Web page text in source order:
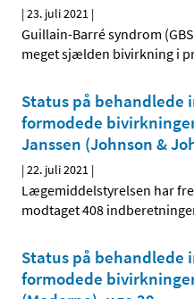
|23. juli 2021 |
Guillain-Barré syndrom
meget sjælden bivirkning i
Status på behandlede
formodede bivirkninger
Janssen (Johnson &
|22. juli 2021 |
Lægemiddelstyrelsen har
modtaget 408
Status på behandlede
formodede